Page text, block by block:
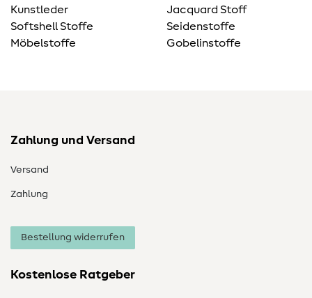
Kunstleder
Softshell Stoffe
Möbelstoffe
Jacquard Stoff
Seidenstoffe
Gobelinstoffe
Zahlung und Versand
Versand
Zahlung
Bestellung widerrufen
Kostenlose Ratgeber